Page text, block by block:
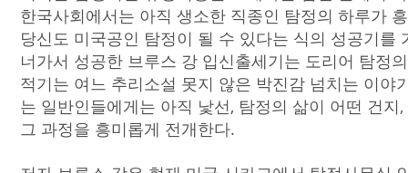
한국사회에서는 아직 생소한 직종인 탐정의 하루가
당신도 미국공인 탐정이 될 수 있다는 식의 성공기
너가서 성공한 브루스 강 입신출세기는 도리어 탐정
적기는 여느 추리소설 못지 않은 박진감 넘치는 이
는 일반인들에게는 아직 낯선, 탐정의 삶이 어떤 건
그 과정을 흥미롭게 전개한다.